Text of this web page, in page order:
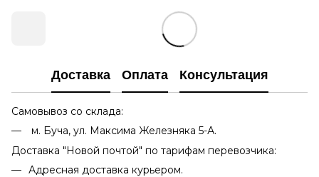
Доставка Оплата Консультация
Самовывоз со склада:
м. Буча, ул. Максима Железняка 5-А.
Доставка "Новой почтой" по тарифам перевозчика:
Адресная доставка курьером.